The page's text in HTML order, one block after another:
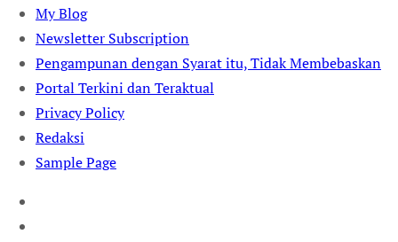
My Blog
Newsletter Subscription
Pengampunan dengan Syarat itu, Tidak Membebaskan
Portal Terkini dan Teraktual
Privacy Policy
Redaksi
Sample Page